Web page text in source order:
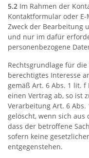
5.2 Im Rahmen der
Kontaktformular oder
Zweck der Bearbeitung
und nur im dafür
personenbezogene
Rechtsgrundlage für
berechtigtes Interesse
gemäß Art. 6 Abs. 1 lit. f
einen Vertrag ab, so ist
Verarbeitung Art. 6 Abs.
gelöscht, wenn sich
dass der betroffene
sofern keine
entgegenstehen.